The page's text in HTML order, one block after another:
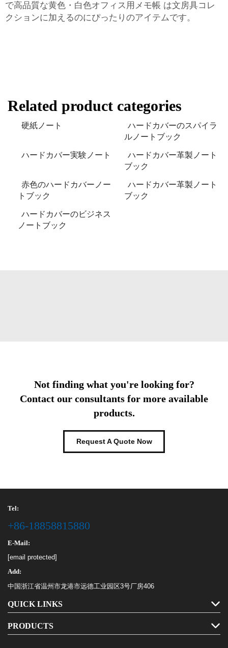
で高品質な黄色・白色オフィス用メモ帳 は文房具コレ
クションに加えるのにぴったりのアイテムです。
Related product categories
硬紙ノート
ハードカバーのスパイラ
ルノートブック
ハードカバー実験ノート
ハードカバー革製ノート
ブック
赤色のハードカバーノー
トブック
ハードカバー革製ノート
ブック
ハードカバーのビジネス
ノートブック
Not finding what you're looking for?
Contact our consultants for more available
products.
Request A Quote Now
Tel:
+86-18858815880
E-Mail:
[email protected]
Add:
中国浙江省温州市龙港市远德工业园区3号厂房406
QUICK LINKS
PRODUCTS